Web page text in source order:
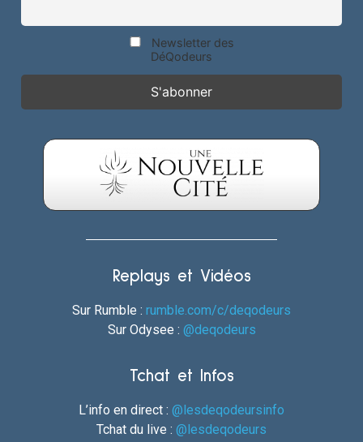
Newsletter des
DéQodeurs
Replays et Vidéos
Sur Rumble : rumble.com/c/deqodeurs
Sur Odysee : @deqodeurs
Tchat et Infos
L’info en direct : @lesdeqodeursinfo
Tchat du live : @lesdeqodeurs